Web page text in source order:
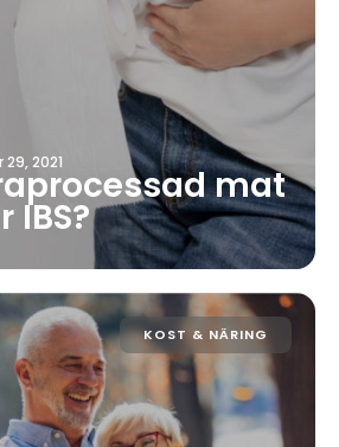
2021
mat
IBS?
KOST & NÄRING